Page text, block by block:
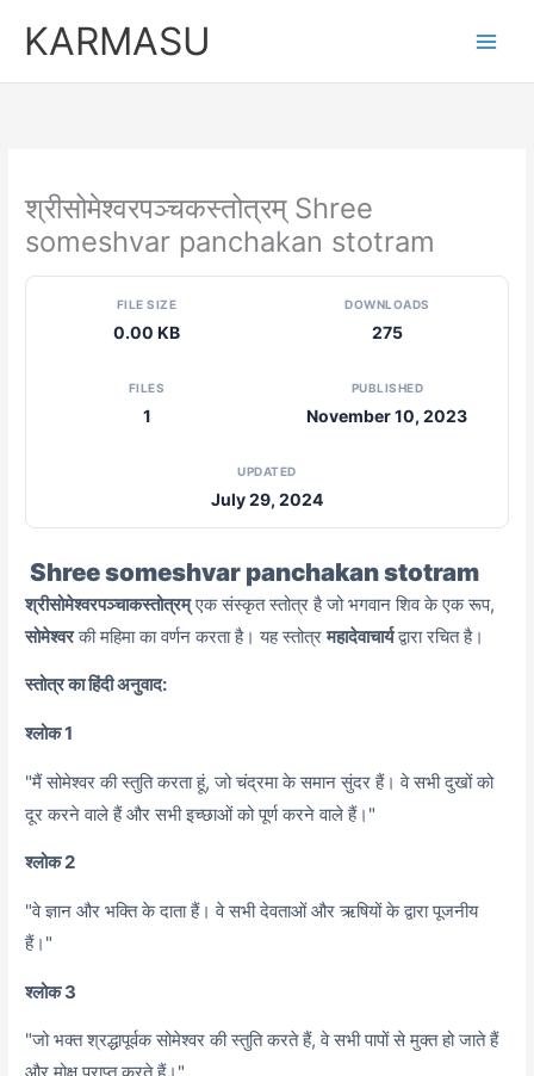
KARMASU
श्रीसोमेश्वरपञ्चकस्तोत्रम् Shree
someshvar panchakan stotram
FILE SIZE
0.00 KB
DOWNLOADS
275
FILES
1
PUBLISHED
November 10, 2023
UPDATED
July 29, 2024
Shree someshvar panchakan stotram
श्रीसोमेश्वरपञ्चाकस्तोत्रम्एक संस्कृत स्तोत्र है जो भगवान शिव के एक रूप,
सोमेश्वरकी महिमा का वर्णन करता है। यह स्तोत्रमहादेवाचार्यद्वारा रचित है।
स्तोत्र का हिंदी अनुवाद:
श्लोक 1
"मैं सोमेश्वर की स्तुति करता हूं, जो चंद्रमा के समान सुंदर हैं। वे सभी दुखों को
दूर करने वाले हैं और सभी इच्छाओं को पूर्ण करने वाले हैं।"
श्लोक 2
"वे ज्ञान और भक्ति के दाता हैं। वे सभी देवताओं और ऋषियों के द्वारा पूजनीय
हैं।"
श्लोक 3
"जो भक्त श्रद्धापूर्वक सोमेश्वर की स्तुति करते हैं, वे सभी पापों से मुक्त हो जाते हैं